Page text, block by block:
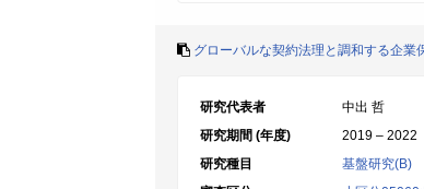
グローバルな契約法理と調和する企業
研究代表者
中出 哲
研究期間 (年度)
2019 – 2022
研究種目
基盤研究(B)